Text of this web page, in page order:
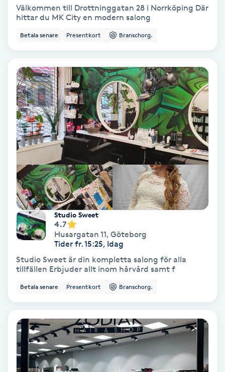
Osteopati
Paraffinbehandling
Pedikyr
Pensionärklippning
Permanent
Permanent hårborttagning
Permanent ögonbrynsmakeup
Personal shopper
Personlig tränare
Piercing
Pigmentbehandling
Pigmentfläckar
Välkommen till Drottninggatan 28 i Norrköping Där
hittar du MK City en modern salong
Betala senare Presentkort Branschorg.
Studio Sweet
4.7
Husargatan 11, Göteborg
Tider fr. 15:25, Idag
Studio Sweet är din kompletta salong för alla
tillfällen Erbjuder allt inom hårvård samt f
Betala senare Presentkort Branschorg.